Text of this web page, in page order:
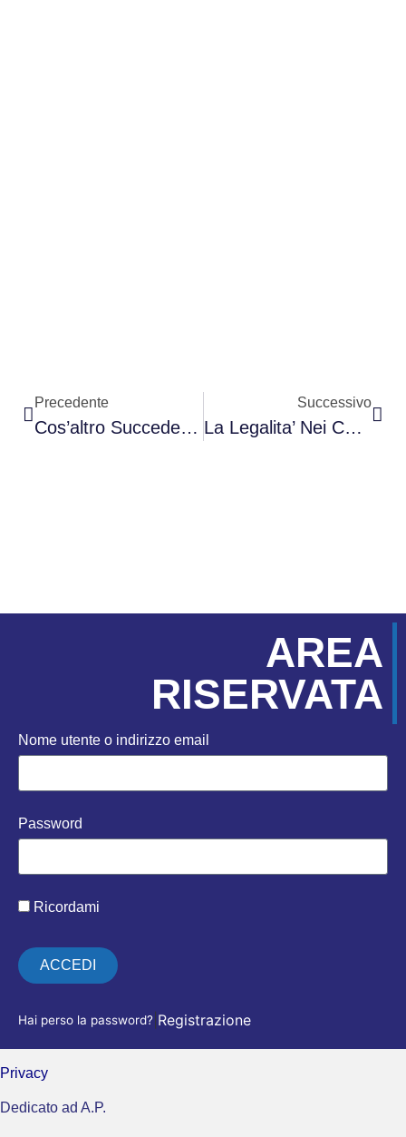
Precedente
Cos’altro Succederà Nella Logistica Dei Trasporti?
Successivo
La Legalita’ Nei Contratti Di Appalto Secondo A. Gentile
AREA
RISERVATA
Nome utente o indirizzo email
Password
Ricordami
ACCEDI
Hai perso la password? Registrazione
Privacy
Dedicato ad A.P.